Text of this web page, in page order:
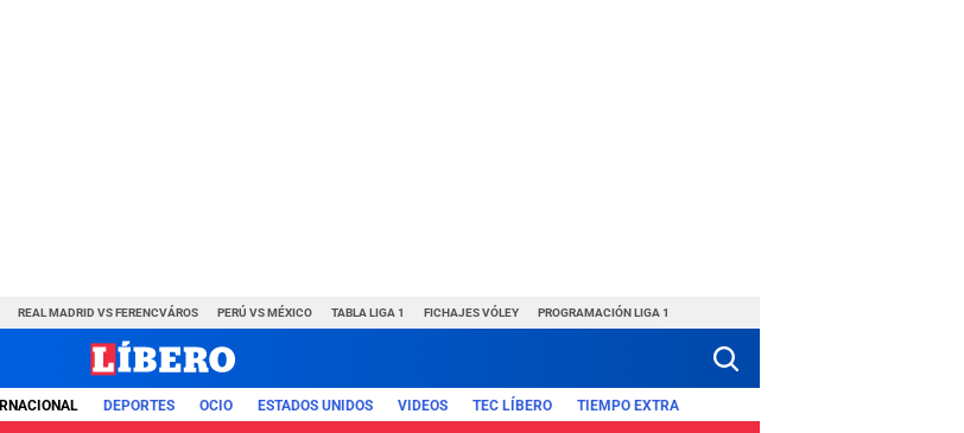
REAL MADRID VS FERENCVÁROS PERÚ VS MÉXICO TABLA LIGA 1 FICHAJES VÓLEY PROGRAMACIÓN LIGA 1
DEPORTES OCIO ESTADOS UNIDOS VIDEOS TEC LÍBERO TIEMPO EXTRA